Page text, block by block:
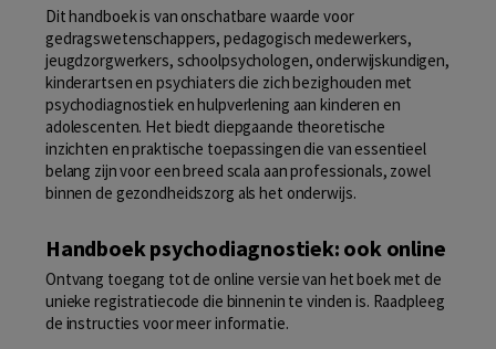
Dit handboek is van onschatbare waarde voor
gedragswetenschappers, pedagogisch medewerkers,
jeugdzorgwerkers, schoolpsychologen, onderwijskundigen,
kinderartsen en psychiaters die zich bezighouden met
psychodiagnostiek en hulpverlening aan kinderen en
adolescenten. Het biedt diepgaande theoretische
inzichten en praktische toepassingen die van essentieel
belang zijn voor een breed scala aan professionals, zowel
binnen de gezondheidszorg als het onderwijs.
Handboek psychodiagnostiek: ook online
Ontvang toegang tot de online versie van het boek met de
unieke registratiecode die binnenin te vinden is. Raadpleeg
de instructies voor meer informatie.